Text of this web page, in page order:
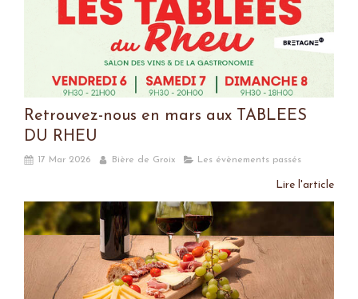
Retrouvez-nous en mars aux TABLEES
DU RHEU
17 Mar 2026 Bière de Groix Les évènements passés
Lire l'article